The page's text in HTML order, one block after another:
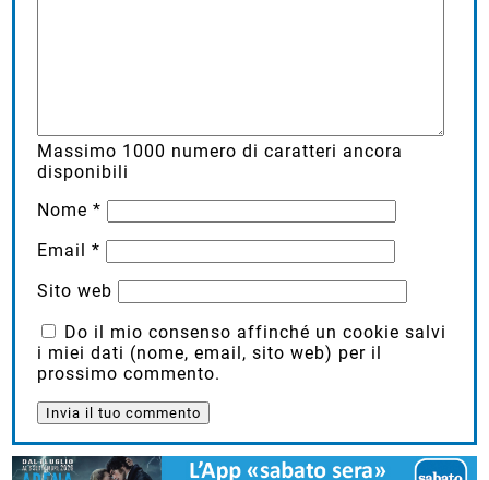
Massimo 1000 numero di caratteri ancora
disponibili
Nome*
Email*
Sito web
Do il mio consenso affinché un cookie salvi
i miei dati (nome, email, sito web) per il
prossimo commento.